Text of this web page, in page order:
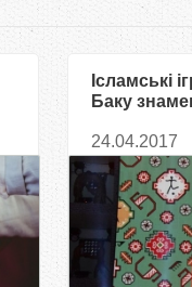
Ісламські
Баку
світі
24.04.2017